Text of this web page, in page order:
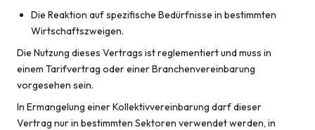
Die Reaktion auf spezifische Bedürfnisse in bestimmten
Wirtschaftszweigen.
Die Nutzung dieses Vertrags ist reglementiert und muss in
einem Tarifvertrag oder einer Branchenvereinbarung
vorgesehen sein.
In Ermangelung einer Kollektivvereinbarung darf dieser
Vertrag nur in bestimmten Sektoren verwendet werden, in